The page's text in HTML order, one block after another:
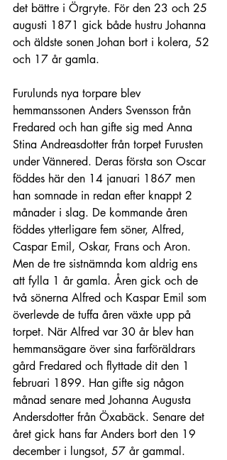
det bättre i Örgryte. För den 23 och 25
augusti 1871 gick både hustru Johanna
och äldste sonen Johan bort i kolera, 52
och 17 år gamla.
Furulunds nya torpare blev
hemmanssonen Anders Svensson från
Fredared och han gifte sig med Anna
Stina Andreasdotter från torpet Furusten
under Vännered. Deras första son Oscar
föddes här den 14 januari 1867 men
han somnade in redan efter knappt 2
månader i slag. De kommande åren
föddes ytterligare fem söner, Alfred,
Caspar Emil, Oskar, Frans och Aron.
Men de tre sistnämnda kom aldrig ens
att fylla 1 år gamla. Åren gick och de
två sönerna Alfred och Kaspar Emil som
överlevde de tuffa åren växte upp på
torpet. När Alfred var 30 år blev han
hemmansägare över sina farföräldrars
gård Fredared och flyttade dit den 1
februari 1899. Han gifte sig någon
månad senare med Johanna Augusta
Andersdotter från Öxabäck. Senare det
året gick hans far Anders bort den 19
december i lungsot, 57 år gammal.